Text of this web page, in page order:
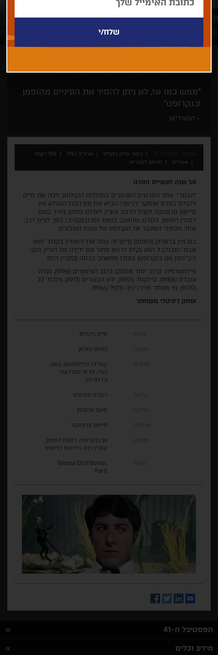
"ממש כמו אז, לא ניתן להסיר את העיניים מהופמן
ובנקרופט"
הגארדיאן
ארכיון - פסטיבל 33 בימוי: מייק ניקולס ארה"ב 1967
106 דקות
אנגלית
תרגום לעברית
50 שנה לעשיית הסרט
"הבוגר", אחד הסרטים האהובים בתולדות הקולנוע, זיכה את מייק
ניקולס בפרס אוסקר לבימוי, הביא את פס הקול הנפלא של
סיימון וגרפונקל לקהל הרחב והציג לעולם שחקן צעיר בשם
דסטין הופמן. הסרט, שנחשב בזמנו לפרובוקטיבי, הפך לציון דרך,
אחד מסמלי המעבר אל הקולנוע של שנות השבעים.
בנג'מין בראדוק (הופמן) סיים זה עתה את לימודיו בקולג' וחש
אבוד ומבולבל. הוא נקלע לרומן סוער עם ידידה של הוריו, הגב'
רובינסון (אן בנקרופט) בעודו מתאהב בבתה (קתרין רוס).
פילמוגרפיה: קרוב יותר (2004), כלוב הציפורים (1996), נערה
עובדת (1988), סילקווד (1983), ידע הבשרים (1971), מלכוד 22
(1970), מי מפחד מוירג'יניה וולף? (1966).
עותק דיגיטלי משוחזר
בימוי מייק ניקולס
הפקה לורנס טורמן
תסריט
קאלדר ווילינגהאם, באק
הנרי, על פי ספרו של
צ'רלס ווב
צילום רוברט סורטיס
עריכה סאם או'סטין
מוזיקה סיימון וגרפונקל
משחק
אן בנקרופט, דסטין הופמן,
קתרין רוס, וויליאם דניאלס
מקור
Tamasa Distribution,
Paris
Email
LinkedIn
Twitter
Facebook
הפסטיבל ה-41
מידע וכלים